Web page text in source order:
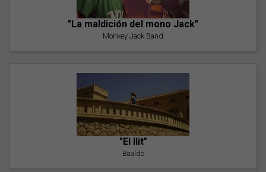
"La maldición del mono Jack"
Monkey Jack Band
"El llit"
Baaldo